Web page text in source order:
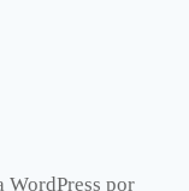
WordPress por